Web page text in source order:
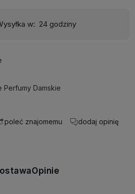
w: 24 godziny
Perfumy Damskie
poleć znajomemu dodaj opinię
Opinie